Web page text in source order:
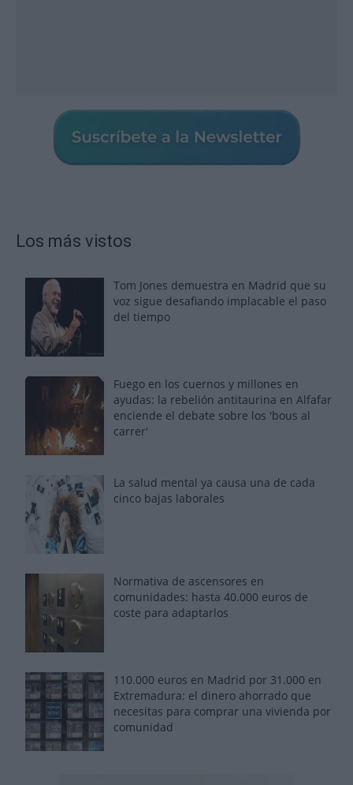
Los más vistos
Tom Jones demuestra en Madrid que su
voz sigue desafiando implacable el paso
del tiempo
Fuego en los cuernos y millones en
ayudas: la rebelión antitaurina en Alfafar
enciende el debate sobre los 'bous al
carrer'
La salud mental ya causa una de cada
cinco bajas laborales
Normativa de ascensores en
comunidades: hasta 40.000 euros de
coste para adaptarlos
110.000 euros en Madrid por 31.000 en
Extremadura: el dinero ahorrado que
necesitas para comprar una vivienda por
comunidad